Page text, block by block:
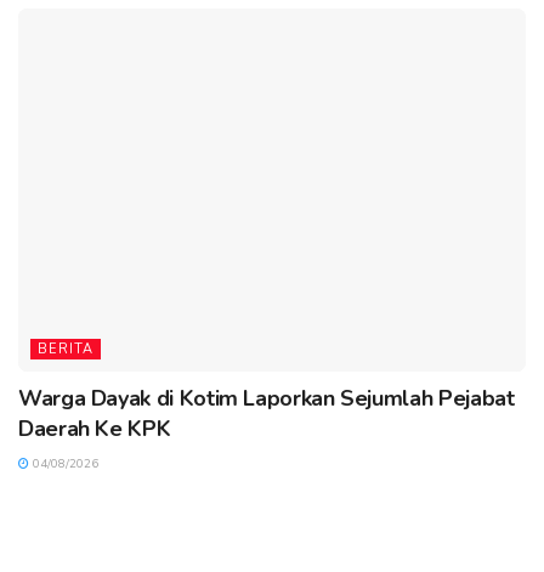
BERITA
Warga Dayak di Kotim Laporkan Sejumlah Pejabat
Daerah Ke KPK
04/08/2026